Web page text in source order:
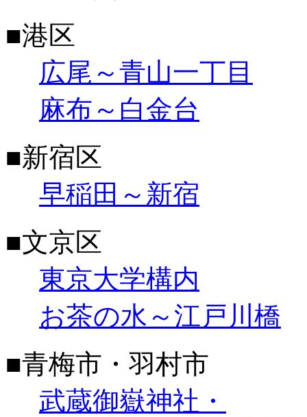
■港区
広尾～青山一丁目
麻布～白金台
■新宿区
早稲田～新宿
■文京区
東京大学構内
お茶の水～江戸川橋
■青梅市・羽村市
武蔵御嶽神社・